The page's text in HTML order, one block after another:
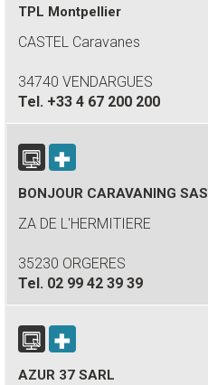
TPL Montpellier
CASTEL Caravanes
34740 VENDARGUES
Tel. +33 4 67 200 200
BONJOUR CARAVANING SAS
ZA DE L'HERMITIERE
35230 ORGERES
Tel. 02 99 42 39 39
AZUR 37 SARL